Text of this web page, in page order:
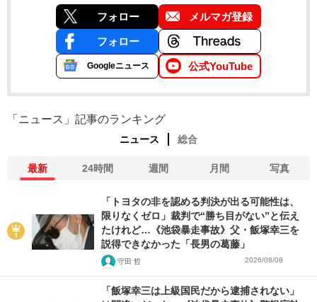
フォロー メルマガ登録
フォロー
Googleニュース 公式YouTube
「ニュース」記事のランキング
ニュース 総合
最新 24時間 週間 月間 写真
「トヨタの非を認める判決が出る可能性は、
限りなくゼロ」裁判で“勝ち目がない”と伝え
たけれど…《池袋暴走事故》父・飯塚幸三を
説得できなかった「長男の葛藤」
守田 哲 2026/08/08
「飯塚幸三は上級国民だから逮捕されない」